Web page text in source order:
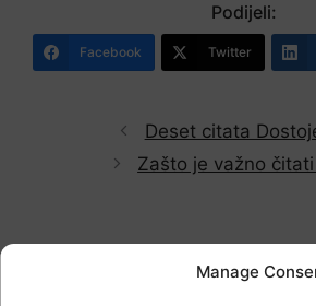
Manage
Podijeli:
Facebook Twitter
Deset citata
Zašto je važno
© 2026 Knjigocrvić• Built with